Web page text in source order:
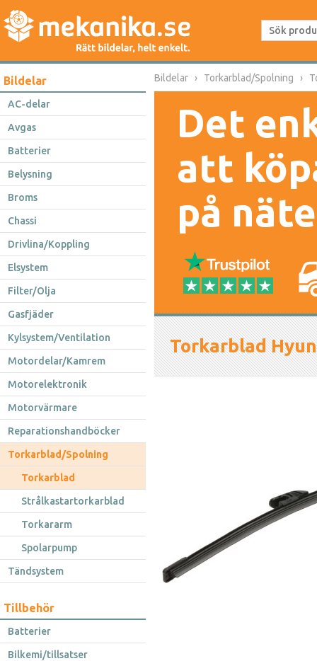
Bildelar
AC-delar
Avgas
Batterier
Belysning
Broms
Chassi
Drivlina/Koppling
Elsystem
Filter/Olja
Gasfjäder
Kylsystem/Ventilation
Motordelar/Kamrem
Motorelektronik
Motorvärmare
Reparationshandböcker
Torkarblad/Spolning
Torkarblad
Strålkastartorkarblad
Torkararm
Spolarpump
Tändsystem
Tillbehör
Batterier
Bilkemi/tillsatser
Bildelar Torkarblad/Spolning
Det
att
på
Torkarblad